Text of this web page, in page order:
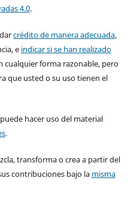
4.0.
crédito de manera adecuada,
e indicar si se han realizado
cualquier forma razonable, pero
que usted o su uso tienen el
hacer uso del material
.
transforma o crea a partir del
contribuciones bajo la misma